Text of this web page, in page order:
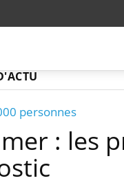
personnes
: les